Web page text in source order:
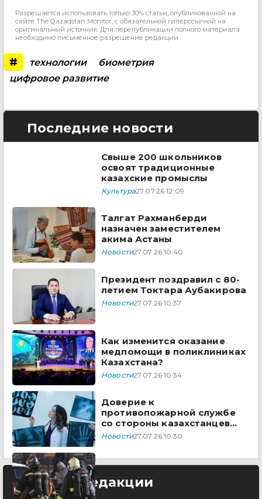
Разрешается использовать только 30% статьи, опубликованной на
сайте The Qazaqstan Monitor, с обязательной гиперссылкой на
оригинальный источник. Для перепубликации полного материала
необходимо письменное разрешение редакции.
# технологии
биометрия
цифровое развитие
Последние новости
Свыше 200 школьников
освоят традиционные
казахские промыслы
Культура27.07.26 12:09
Талгат Рахманберди
назначен заместителем
акима Астаны
Новости27.07.26 10:40
Президент поздравил с 80-
летием Токтара Аубакирова
Новости27.07.26 10:37
Как изменится оказание
медпомощи в поликлиниках
Казахстана?
Новости27.07.26 10:34
Доверие к
противопожарной службе
со стороны казахстанцев
выросло до 98%
Новости27.07.26 10:30
Выбор редакции